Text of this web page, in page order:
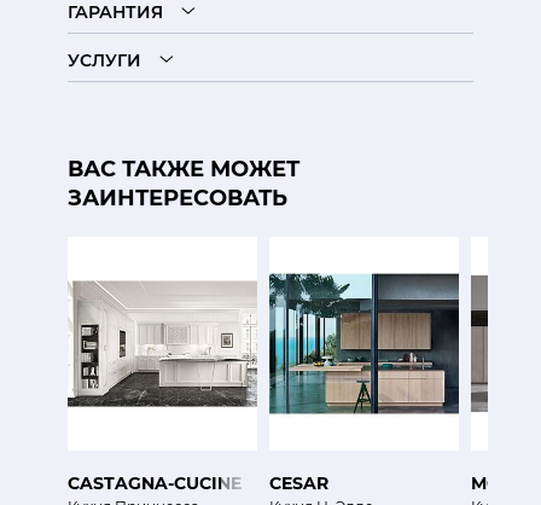
ГАРАНТИЯ
УСЛУГИ
ВАС ТАКЖЕ МОЖЕТ
ЗАИНТЕРЕСОВАТЬ
CASTAGNA-CUCINE CESAR